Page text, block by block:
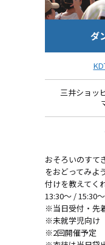
ダ
三井ショッ
おそろいのすて
をおどってみよ
付けを教えてく
13:30～ / 15:30～
※当日受付・先
※未就学児向け
※2回開催予定